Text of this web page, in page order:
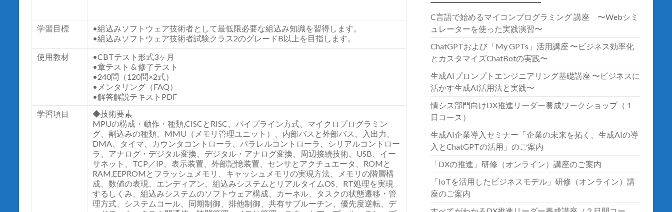
学習目標
•組込みソフトウェア技術者として最低限必要な組込み知識を習得します。
•組込みソフトウェア技術者試験クラス2のグレードB以上を目指します。
使用教材
•CBTテスト形式3ヶ月
•章テスト & 修了テスト
•240問（120問×2式）
•メンタリング（FAQ）
•解答解説テキストPDF
学習項目
◆技術要素
MPUの構成・動作・種類,CISCとRISC、パイプライン方式、マイクロプログラミン
グ、割込みの種類、MMU（メモリ管理ユニット）、内部バスと外部バス、入出力、
DMA、タイマ、カウンタコントローラ、パラレルコントローラ、シリアルコントロー
ラ、アナログ・デジタル変換、デジタル・アナログ変換、周辺接続技術、USB、イー
サネット、TCP／IP、表示装置、外部記憶装置、センサとアクチュエータ、ROMと
RAM,EEPROMとフラッシュメモリ、キャッシュメモリの実現方法、メモリの階層構
成、数値の表現、エンディアン、組込みシステムとリアルタイムOS、RT処理を実現
するしくみ、組込みシステムのソフトウェア構成、カーネル、タスクの状態遷移・管
理方式、システムコール、同期制御、排他制御、共有サブルーチン、優先度逆転、デ
C言語で始めるマイコンプログラミング 講座 〜Webシミ
ュレーターを使った実践演習〜
ChatGPTおよび「My GPTs」活用講座 〜ビジネス効率化
とカスタマイズChatBotの実践〜
生成AIプロンプトエンジニアリング基礎講座 〜ビジネスに
活かす生成AI活用法と実践〜
情シス部門向けDX推進リーダー養成ワークショップ（１
日コース）
生成AI企業導入セミナー「企業の未来を拓く、生成AIの導
入とChatGPTの活用」のご案内
「DXの推進」研修（オンライン）講座のご案内
「IoTを活用したビジネスモデル」研修（オンライン）講
座のご案内